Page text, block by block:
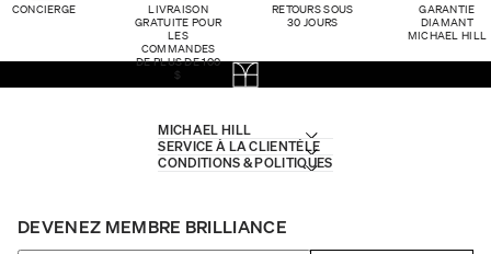
CONCIERGE
LIVRAISON
GRATUITE POUR
LES
COMMANDES
DE PLUS DE 100
$
RETOURS SOUS
30 JOURS
GARANTIE
DIAMANT
MICHAEL HILL
MICHAEL HILL
SERVICE À LA CLIENTÈLE
CONDITIONS & POLITIQUES
DEVENEZ MEMBRE BRILLIANCE